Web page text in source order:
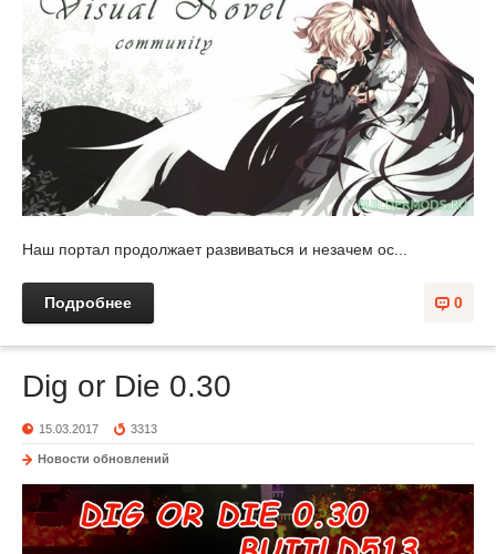
Наш портал продолжает развиваться и незачем ос...
0
Подробнее
Dig or Die 0.30
15.03.2017 3313
Новости обновлений